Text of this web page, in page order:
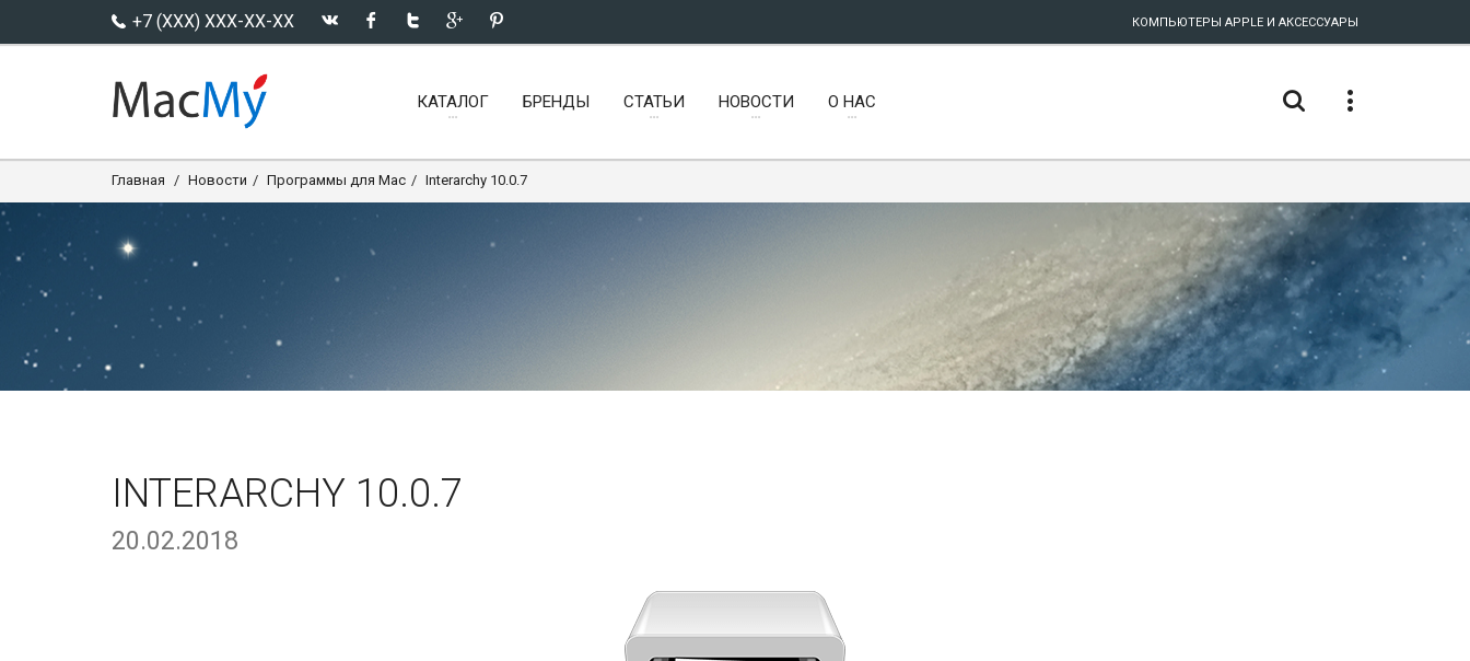
+7 (XXX) XXX-XX-XX КОМПЬЮТЕРЫ APPLE И АКСЕССУАРЫ
КАТАЛОГ БРЕНДЫ СТАТЬИ НОВОСТИ О НАС
Главная Новости Программы для Mac Interarchy 10.0.7
INTERARCHY 10.0.7
20.02.2018